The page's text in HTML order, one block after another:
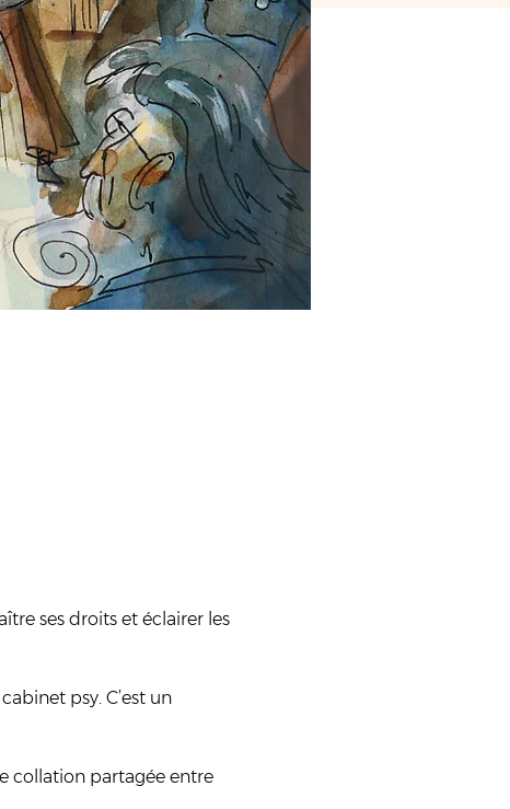
ses droits et éclairer les
psy. C’est un
collation partagée entre